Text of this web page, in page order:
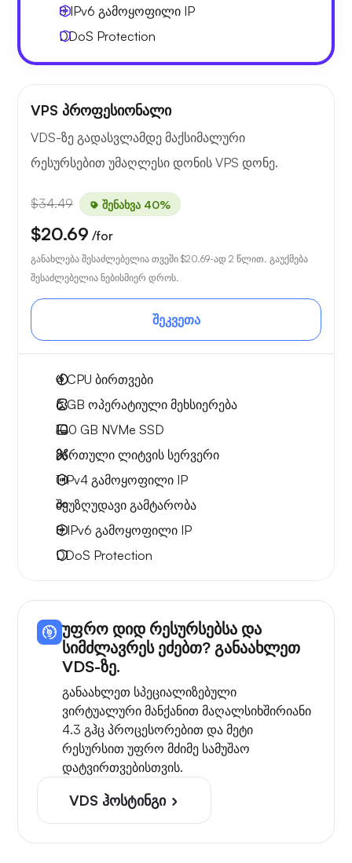
8 IPv6 გამოყოფილი IP
DDoS Protection
VPS პროფესიონალი
VDS-ზე გადასვლამდე მაქსიმალური
რესურსებით უმაღლესი დონის VPS დონე.
$34.49 შენახვა 40%
$20.69 /for
განახლება შესაძლებელია თვეში $20.69-ად 2 წლით. გაუქმება
შესაძლებელია ნებისმიერ დროს.
შეკვეთა
4CPU ბირთვები
6 GB ოპერატიული მეხსიერება
100 GB NVMe SSD
მართული ლიტვის სერვერი
1 IPv4 გამოყოფილი IP
შეუზღუდავი გამტარობა
8 IPv6 გამოყოფილი IP
DDoS Protection
უფრო დიდ რესურსებსა და
სიმძლავრეს ეძებთ? განაახლეთ
VDS-ზე.
განაახლეთ სპეციალიზებული
ვირტუალური მანქანით მაღალსიხშირიანი
4.3 გჰც პროცესორებით და მეტი
რესურსით უფრო მძიმე სამუშაო
დატვირთვებისთვის.
VDS ჰოსტინგი